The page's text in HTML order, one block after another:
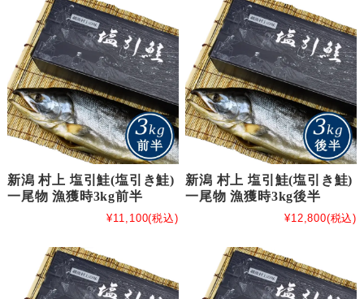
新潟 村上 塩引鮭(塩引き鮭)
一尾物 漁獲時3kg前半
¥11,100(税込)
新潟 村上 塩引鮭(塩引き鮭)
一尾物 漁獲時3kg後半
¥12,800(税込)